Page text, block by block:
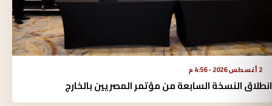
2 أغسطس 2026 - 4:56 م
انطلاق النسخة السابعة من مؤتمر المصريين بالخارج